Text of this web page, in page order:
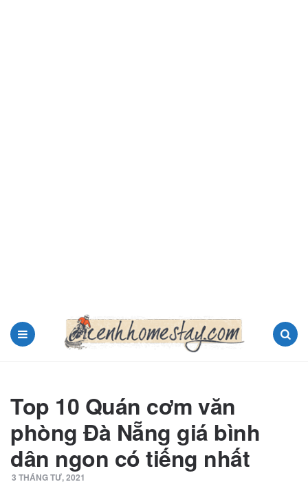
Top 10 Quán cơm văn
phòng Đà Nẵng giá bình
dân ngon có tiếng nhất
3 THÁNG TƯ, 2021